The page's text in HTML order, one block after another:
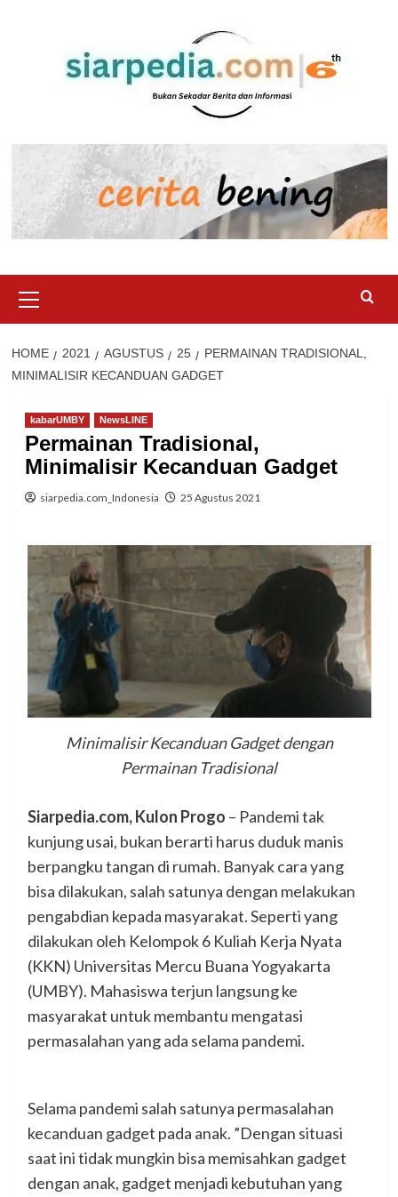
Menu
HOME 2021 AGUSTUS 25
PERMAINAN TRADISIONAL,
MINIMALISIR KECANDUAN GADGET
kabarUMBY NewsLINE
Permainan Tradisional,
Minimalisir Kecanduan Gadget
siarpedia.com_Indonesia 25 Agustus 2021
Minimalisir Kecanduan Gadget dengan
Permainan Tradisional
Siarpedia.com, Kulon Progo – Pandemi tak
kunjung usai, bukan berarti harus duduk manis
berpangku tangan di rumah. Banyak cara yang
bisa dilakukan, salah satunya dengan melakukan
pengabdian kepada masyarakat. Seperti yang
dilakukan oleh Kelompok 6 Kuliah Kerja Nyata
(KKN) Universitas Mercu Buana Yogyakarta
(UMBY). Mahasiswa terjun langsung ke
masyarakat untuk membantu mengatasi
permasalahan yang ada selama pandemi.
Selama pandemi salah satunya permasalahan
kecanduan gadget pada anak. ”Dengan situasi
saat ini tidak mungkin bisa memisahkan gadget
dengan anak, gadget menjadi kebutuhan yang